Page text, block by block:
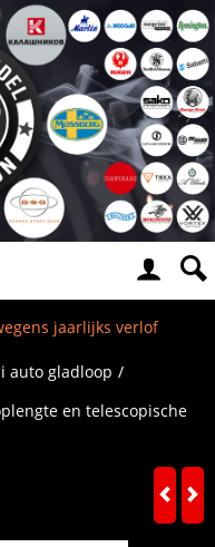
jaarlijks verlof
auto gladloop /
en telescopische